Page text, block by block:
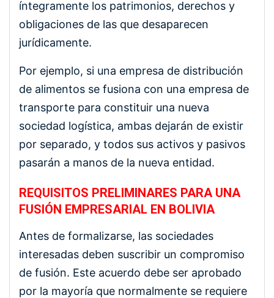
íntegramente los patrimonios, derechos y
obligaciones de las que desaparecen
jurídicamente.
Por ejemplo, si una empresa de distribución
de alimentos se fusiona con una empresa de
transporte para constituir una nueva
sociedad logística, ambas dejarán de existir
por separado, y todos sus activos y pasivos
pasarán a manos de la nueva entidad.
REQUISITOS PRELIMINARES PARA UNA
FUSIÓN EMPRESARIAL EN BOLIVIA
Antes de formalizarse, las sociedades
interesadas deben suscribir un compromiso
de fusión. Este acuerdo debe ser aprobado
por la mayoría que normalmente se requiere